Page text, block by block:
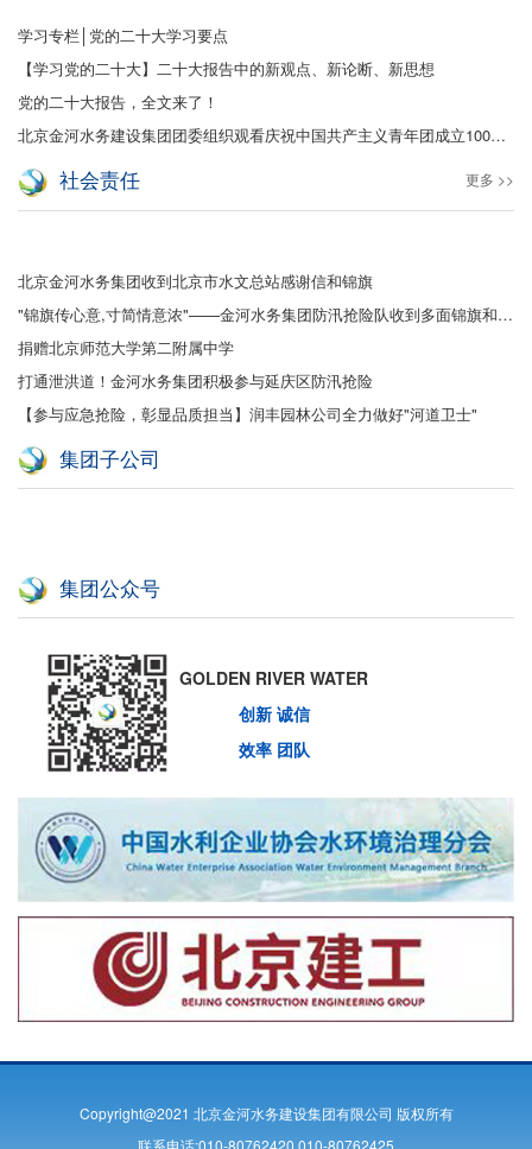
学习专栏│党的二十大学习要点
【学习党的二十大】二十大报告中的新观点、新论断、新思想
党的二十大报告，全文来了！
北京金河水务建设集团团委组织观看庆祝中国共产主义青年团成立100周年大会
社会责任 更多 >>
北京金河水务集团收到北京市水文总站感谢信和锦旗
"锦旗传心意,寸简情意浓"——金河水务集团防汛抢险队收到多面锦旗和感谢信
捐赠北京师范大学第二附属中学
打通泄洪道！金河水务集团积极参与延庆区防汛抢险
【参与应急抢险，彰显品质担当】润丰园林公司全力做好"河道卫士"
集团子公司
集团公众号
GOLDEN RIVER WATER
创新 诚信
效率 团队
Copyright@2021 北京金河水务建设集团有限公司 版权所有